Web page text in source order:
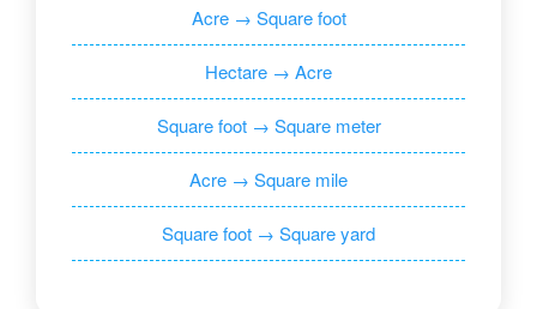
Acre → Square foot
Hectare → Acre
Square foot → Square meter
Acre → Square mile
Square foot → Square yard